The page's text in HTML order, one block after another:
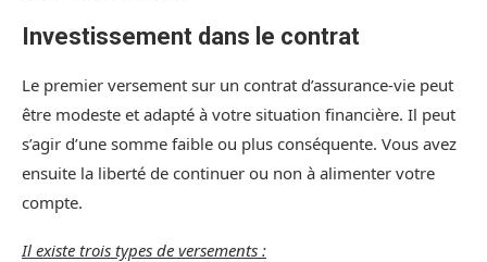
Investissement dans le contrat
Le premier versement sur un contrat d’assurance-vie peut
être modeste et adapté à votre situation financière. Il peut
s’agir d’une somme faible ou plus conséquente. Vous avez
ensuite la liberté de continuer ou non à alimenter votre
compte.
Il existe trois types de versements :